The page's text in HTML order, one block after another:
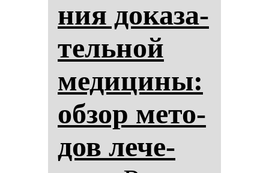
ния до­ка­за­
тель­ной
ме­ди­ци­ны:
об­зор ме­то­
дов ле­че­